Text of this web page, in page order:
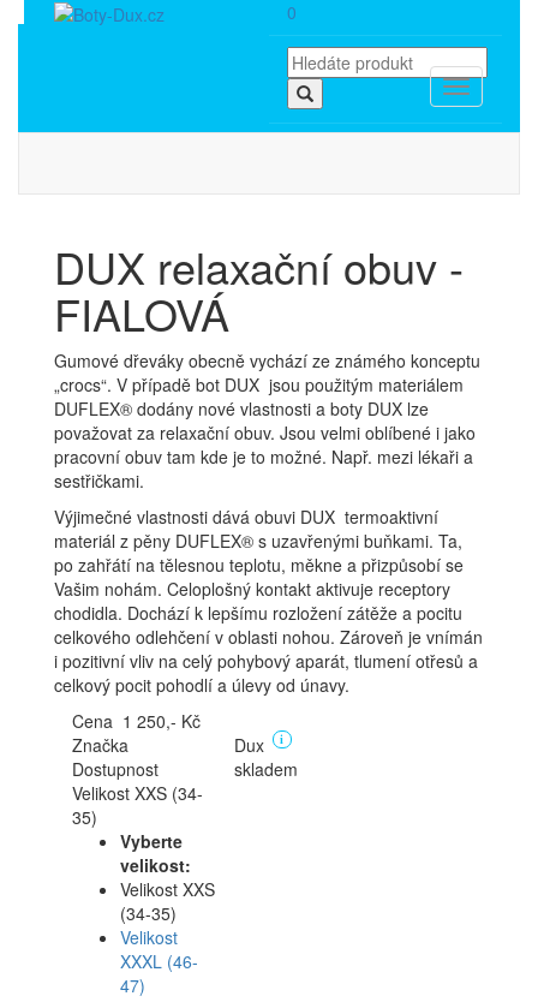
0
Toggle
navigation
DUX relaxační obuv -
FIALOVÁ
Gumové dřeváky obecně vychází ze známého konceptu
„crocs“. V případě bot DUX jsou použitým materiálem
DUFLEX® dodány nové vlastnosti a boty DUX lze
považovat za relaxační obuv. Jsou velmi oblíbené i jako
pracovní obuv tam kde je to možné. Např. mezi lékaři a
sestřičkami.
Výjimečné vlastnosti dává obuvi DUX termoaktivní
materiál z pěny DUFLEX® s uzavřenými buňkami. Ta,
po zahřátí na tělesnou teplotu, měkne a přizpůsobí se
Vašim nohám. Celoplošný kontakt aktivuje receptory
chodidla. Dochází k lepšímu rozložení zátěže a pocitu
celkového odlehčení v oblasti nohou. Zároveň je vnímán
i pozitivní vliv na celý pohybový aparát, tlumení otřesů a
celkový pocit pohodlí a úlevy od únavy.
Cena 1 250,- Kč
Značka
Dux i
Dostupnost
skladem
Velikost XXS (34-
35)
Vyberte
velikost:
Velikost XXS
(34-35)
Velikost
XXXL (46-
47)